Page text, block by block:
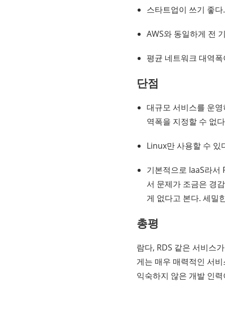
스타트업이 쓰기 좋
AWS와 동일하게 전
평균 네트워크 대역
단점
대규모 서비스를 운
역폭을 지정할 수 없
Linux만 사용할 수 있
기본적으로 IaaS라
서 문제가 조금은 경
게 없다고 본다. 세밀
총평
람다, RDS 같은 서비스
게는 매우 매력적인 서
익숙하지 않은 개발 인